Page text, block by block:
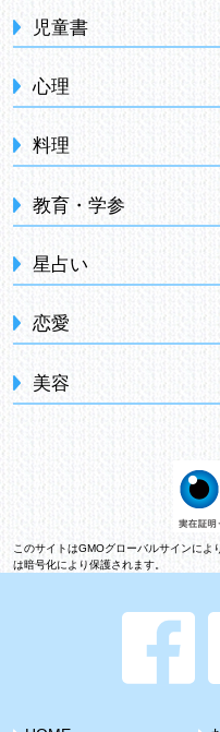
児童書
心理
料理
教育・学参
星占い
恋愛
美容
このサイトはGMOグローバルサインに
は暗号化により保護されます。